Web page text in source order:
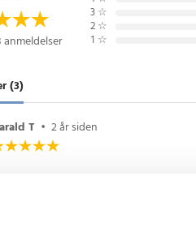
anmeldelser
3 ☆
2 ☆
1 ☆
(3)
T • 2 år siden